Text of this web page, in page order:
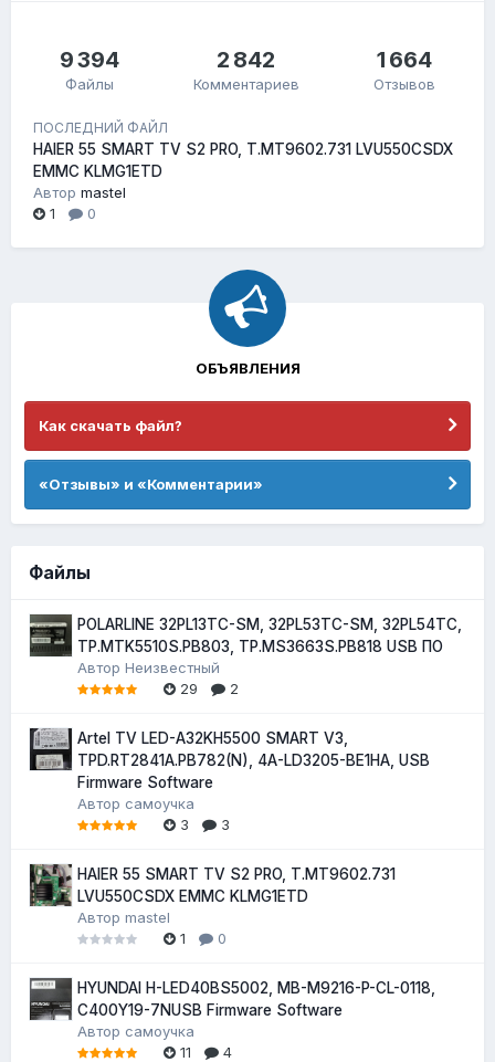
9 394
Файлы
2 842
Комментариев
1 664
Отзывов
ПОСЛЕДНИЙ ФАЙЛ
HAIER 55 SMART TV S2 PRO, T.MT9602.731 LVU550CSDX
EMMC KLMG1ETD
Автор mastel
1
0
ОБЪЯВЛЕНИЯ
Как скачать файл?
«Отзывы» и «Комментарии»
Файлы
POLARLINE 32PL13TC-SM, 32PL53TC-SM, 32PL54TC,
TP.MTK5510S.PB803, TP.MS3663S.PB818 USB ПО
Автор Неизвестный
29
2
Artel TV LED-A32KH5500 SMART V3,
TPD.RT2841A.PB782(N), 4A-LD3205-BE1HA, USB
Firmware Software
Автор самоучка
3
3
HAIER 55 SMART TV S2 PRO, T.MT9602.731
LVU550CSDX EMMC KLMG1ETD
Автор mastel
1
0
HYUNDAI H-LED40BS5002, MB-M9216-P-CL-0118,
C400Y19-7NUSB Firmware Software
Автор самоучка
11
4